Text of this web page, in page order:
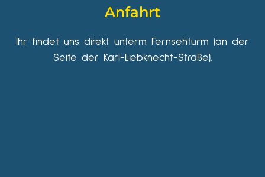
Anfahrt
Ihr findet uns direkt unterm Fernsehturm (an der
Seite der Karl-Liebknecht-Straße).